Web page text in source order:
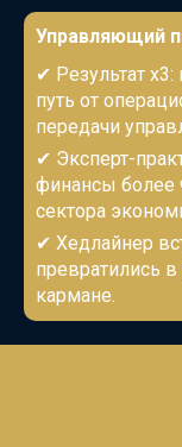
Управляющий
✔ Результат
путь от
передачи
✔ Эксперт-
финансы более
сектора
✔ Хедлайнер
превратились
кармане.